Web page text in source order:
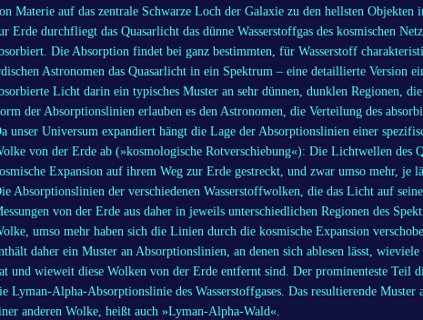
Materie auf das zentrale Schwarze Loch der Galaxie zu den hellsten
Erde durchfliegt das Quasarlicht das dünne Wasserstoffgas des kosmischen
Die Absorption findet bei ganz bestimmten, für Wasserstoff
Astronomen das Quasarlicht in ein Spektrum – eine detaillierte Version
Licht darin ein typisches Muster an sehr dünnen, dunklen Regionen,
der Absorptionslinien erlauben es den Astronomen, die Verteilung des
unser Universum expandiert hängt die Lage der Absorptionslinien einer
von der Erde ab (»kosmologische Rotverschiebung«): Die Lichtwellen des
Expansion auf ihrem Weg zur Erde gestreckt, und zwar umso mehr, je
Absorptionslinien der verschiedenen Wasserstoffwolken, die das Licht auf
von der Erde aus daher in jeweils unterschiedlichen Regionen des
umso mehr haben sich die Linien durch die kosmische Expansion
daher ein Muster an Absorptionslinien, an denen sich ablesen lässt,
und wieweit diese Wolken von der Erde entfernt sind. Der prominenteste Teil
Lyman-Alpha-Absorptionslinie des Wasserstoffgases. Das resultierende
anderen Wolke, heißt auch »Lyman-Alpha-Wald«.